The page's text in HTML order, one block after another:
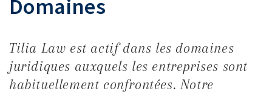
Domaines
Tilia Law est actif dans les domaines
juridiques auxquels les entreprises sont
habituellement confrontées. Notre